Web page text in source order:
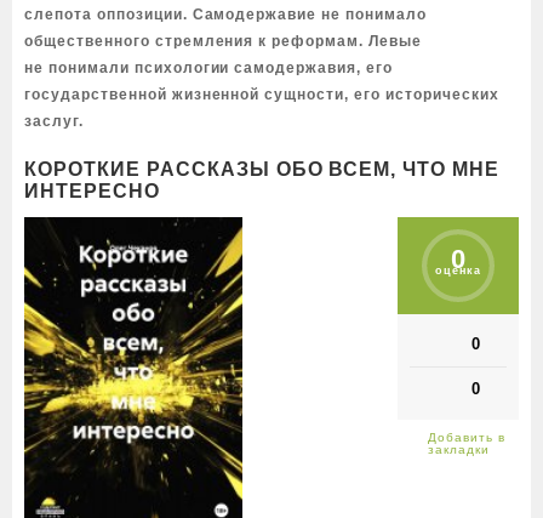
слепота оппозиции. Самодержавие не понимало
общественного стремления к реформам. Левые
не понимали психологии самодержавия, его
государственной жизненной сущности, его исторических
заслуг.
КОРОТКИЕ РАССКАЗЫ ОБО ВСЕМ, ЧТО МНЕ
ИНТЕРЕСНО
0
оценка
0
0